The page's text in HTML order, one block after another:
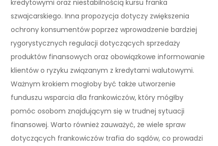
kredytowymi oraz niestabilnością kursu franka
szwajcarskiego. Inna propozycja dotyczy zwiększenia
ochrony konsumentów poprzez wprowadzenie bardziej
rygorystycznych regulacji dotyczących sprzedaży
produktów finansowych oraz obowiązkowe informowanie
klientów o ryzyku związanym z kredytami walutowymi.
Ważnym krokiem mogłoby być także utworzenie
funduszu wsparcia dla frankowiczów, który mógłby
pomóc osobom znajdującym się w trudnej sytuacji
finansowej. Warto również zauważyć, że wiele spraw
dotyczących frankowiczów trafia do sądów, co prowadzi